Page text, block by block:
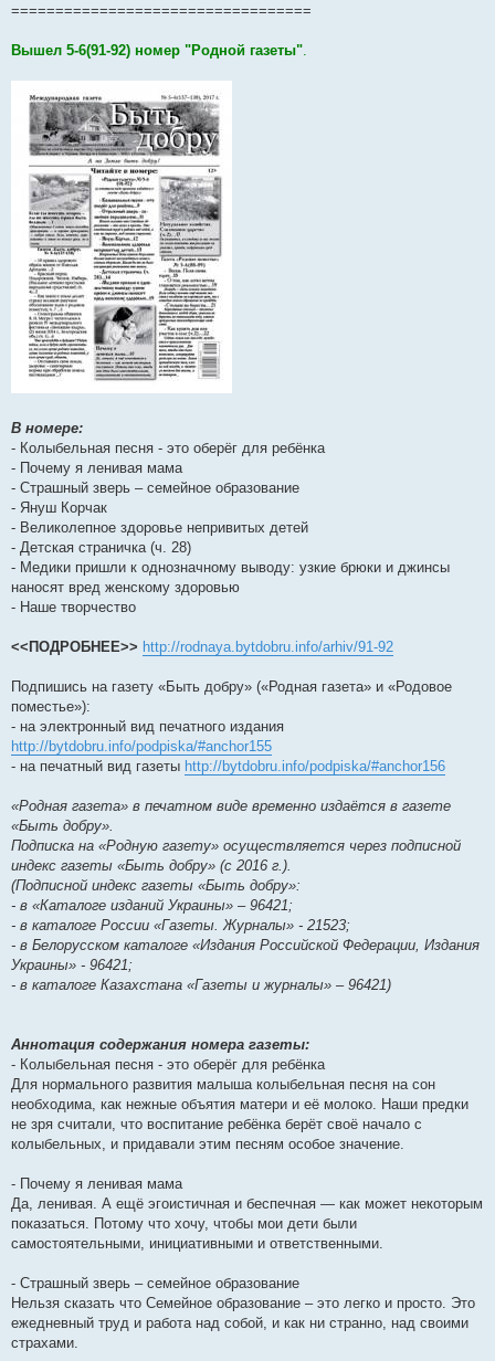
==================================
Вышел 5-6(91-92) номер "Родной газеты".
В номере:
- Колыбельная песня - это оберёг для ребёнка
- Почему я ленивая мама
- Страшный зверь – семейное образование
- Януш Корчак
- Великолепное здоровье непривитых детей
- Детская страничка (ч. 28)
- Медики пришли к однозначному выводу: узкие брюки и джинсы
наносят вред женскому здоровью
- Наше творчество
<<ПОДРОБНЕЕ>> http://rodnaya.bytdobru.info/arhiv/91-92
Подпишись на газету «Быть добру» («Родная газета» и «Родовое
поместье»):
- на электронный вид печатного издания
http://bytdobru.info/podpiska/#anchor155
- на печатный вид газеты http://bytdobru.info/podpiska/#anchor156
«Родная газета» в печатном виде временно издаётся в газете
«Быть добру».
Подписка на «Родную газету» осуществляется через подписной
индекс газеты «Быть добру» (с 2016 г.).
(Подписной индекс газеты «Быть добру»:
- в «Каталоге изданий Украины» – 96421;
- в каталоге России «Газеты. Журналы» - 21523;
- в Белорусском каталоге «Издания Российской Федерации, Издания
Украины» - 96421;
- в каталоге Казахстана «Газеты и журналы» – 96421)
Аннотация содержания номера газеты:
- Колыбельная песня - это оберёг для ребёнка
Для нормального развития малыша колыбельная песня на сон
необходима, как нежные объятия матери и её молоко. Наши предки
не зря считали, что воспитание ребёнка берёт своё начало с
колыбельных, и придавали этим песням особое значение.
- Почему я ленивая мама
Да, ленивая. А ещё эгоистичная и беспечная — как может некоторым
показаться. Потому что хочу, чтобы мои дети были
самостоятельными, инициативными и ответственными.
- Страшный зверь – семейное образование
Нельзя сказать что Семейное образование – это легко и просто. Это
ежедневный труд и работа над собой, и как ни странно, над своими
страхами.